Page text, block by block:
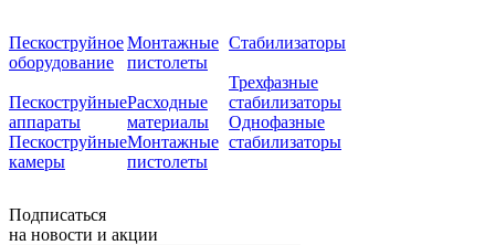
Пескоструйное
оборудование
Пескоструйные
аппараты
Пескоструйные
камеры
Монтажные
пистолеты
Расходные
материалы
Монтажные
пистолеты
Стабилизаторы
Трехфазные
стабилизаторы
Однофазные
стабилизаторы
Подписаться
на новости и акции